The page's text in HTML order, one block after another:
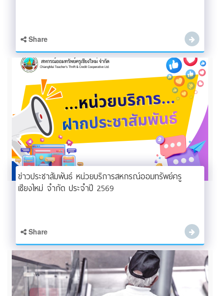
Share
ข่าวประชาสัมพันธ์ หน่วยบริการสหกรณ์ออมทรัพย์ครู
เชียงใหม่ จำกัด ประจำปี 2569
Share